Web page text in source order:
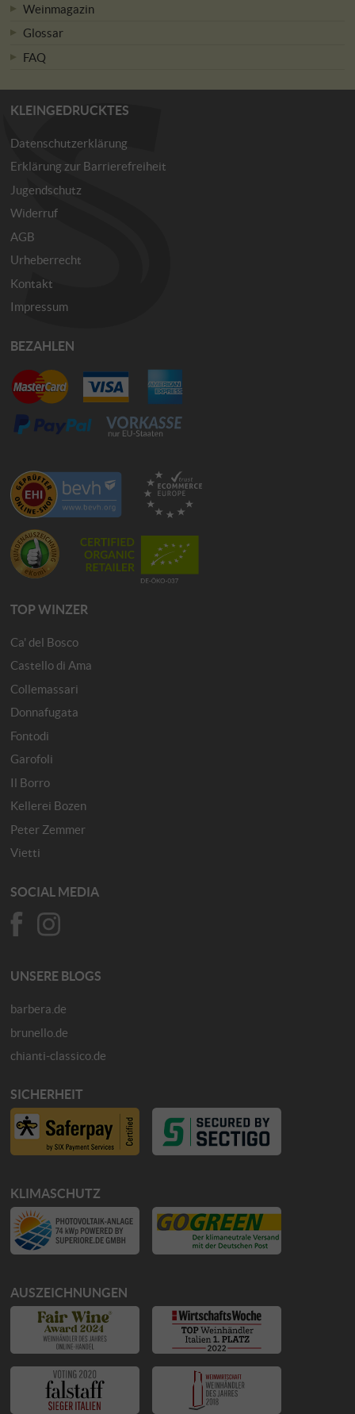
Weinmagazin
Glossar
FAQ
KLEINGEDRUCKTES
Datenschutzerklärung
Erklärung zur Barrierefreiheit
Jugendschutz
Widerruf
AGB
Urheberrecht
Kontakt
Impressum
BEZAHLEN
TOP WINZER
Ca' del Bosco
Castello di Ama
Collemassari
Donnafugata
Fontodi
Garofoli
Il Borro
Kellerei Bozen
Peter Zemmer
Vietti
SOCIAL MEDIA
UNSERE BLOGS
barbera.de
brunello.de
chianti-classico.de
SICHERHEIT
KLIMASCHUTZ
AUSZEICHNUNGEN